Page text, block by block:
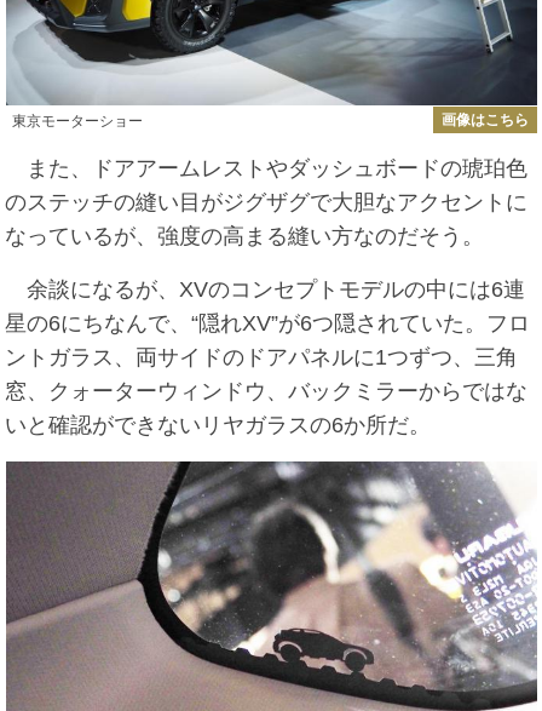
東京モーターショー 画像はこちら
また、ドアアームレストやダッシュボードの琥珀色
のステッチの縫い目がジグザグで大胆なアクセントに
なっているが、強度の高まる縫い方なのだそう。
余談になるが、XVのコンセプトモデルの中には6連
星の6にちなんで、“隠れXV”が6つ隠されていた。フロ
ントガラス、両サイドのドアパネルに1つずつ、三角
窓、クォーターウィンドウ、バックミラーからではな
いと確認ができないリヤガラスの6か所だ。